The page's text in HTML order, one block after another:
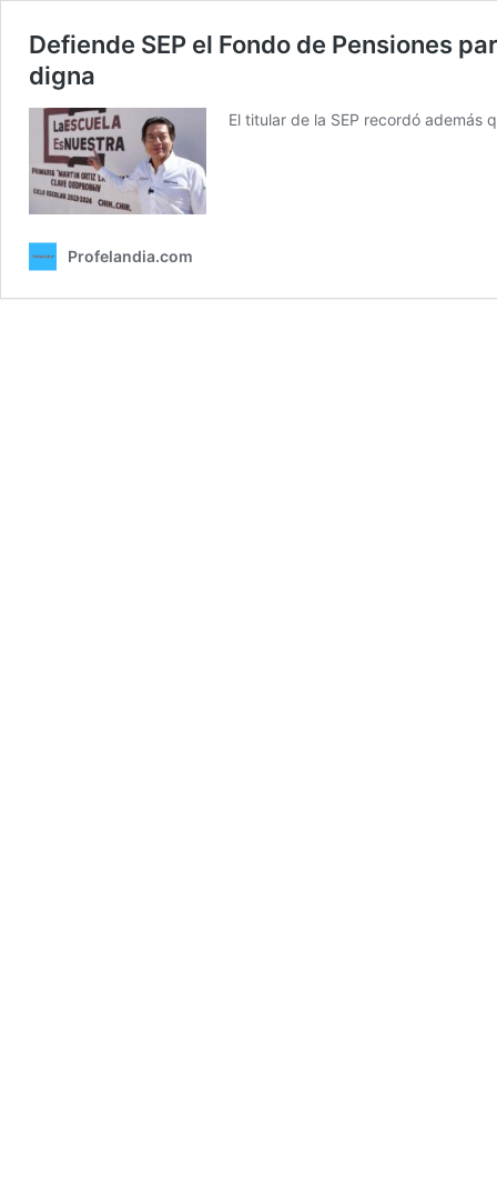
Defiende SEP el Fondo de Pensiones
digna
El titular de la SEP recordó además
Profelandia.com